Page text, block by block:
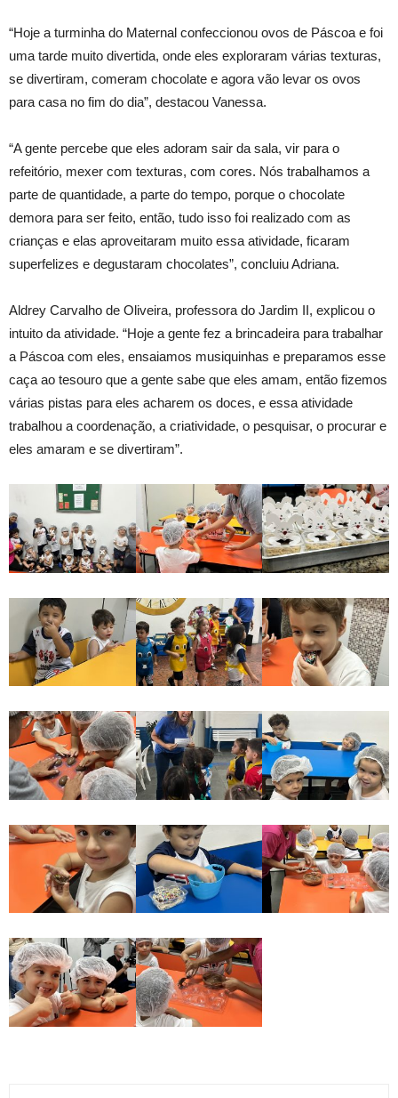
“Hoje a turminha do Maternal confeccionou ovos de Páscoa e foi
uma tarde muito divertida, onde eles exploraram várias texturas,
se divertiram, comeram chocolate e agora vão levar os ovos
para casa no fim do dia”, destacou Vanessa.
“A gente percebe que eles adoram sair da sala, vir para o
refeitório, mexer com texturas, com cores. Nós trabalhamos a
parte de quantidade, a parte do tempo, porque o chocolate
demora para ser feito, então, tudo isso foi realizado com as
crianças e elas aproveitaram muito essa atividade, ficaram
superfelizes e degustaram chocolates”, concluiu Adriana.
Aldrey Carvalho de Oliveira, professora do Jardim II, explicou o
intuito da atividade. “Hoje a gente fez a brincadeira para trabalhar
a Páscoa com eles, ensaiamos musiquinhas e preparamos esse
caça ao tesouro que a gente sabe que eles amam, então fizemos
várias pistas para eles acharem os doces, e essa atividade
trabalhou a coordenação, a criatividade, o pesquisar, o procurar e
eles amaram e se divertiram”.